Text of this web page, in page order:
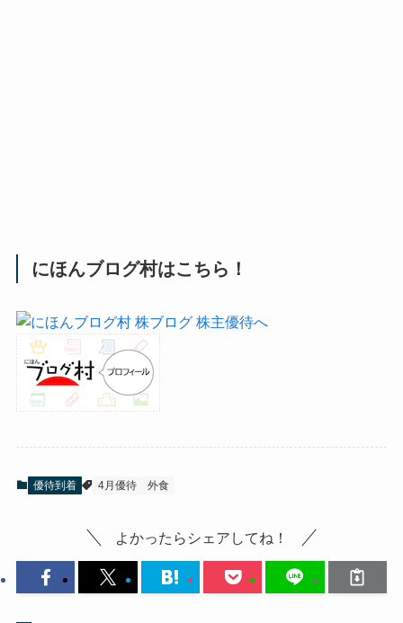
にほんブログ村はこちら！
優待到着 4月優待 外食
よかったらシェアしてね！